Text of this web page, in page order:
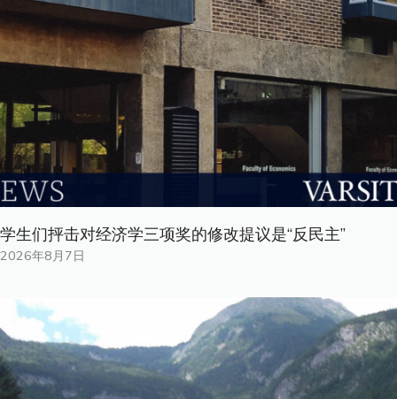
学生们抨击对经济学三项奖的修改提议是“反民主”
2026年8月7日